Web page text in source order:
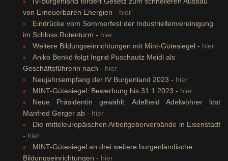
von Erneuerbaren Energien - hier
Eindrücke vom Sommerfest der Industriellenvereinigung
im Schloss Rotenturm - hier
Weitere Bildungseinrichtungen mit Mint-Gütesiegel - hier
Aniko Benkö folgt Ingrid Puschautz Meidl als
Geschäftsführerin nach - hier
Neujahrsempfang der IV Burgenland 2023 - hier
MINT-Gütesiegel: Bewerbung bis 31.1.2023 - hier
Neue Präsidentin gewählt: Adelheid Adelwöhrer löst
Manfred Gerger ab - hier
Die mitteleuropäischen Arbeitgeberverbände in Eisenstadt
- hier
MINT-Gütesiegel an drei weitere burgenländische
Bildungseinrichtungen - hier